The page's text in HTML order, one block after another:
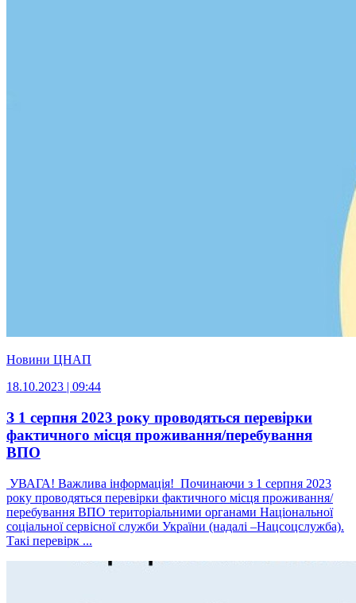
Новини ЦНАП
18.10.2023 | 09:44
З 1 серпня 2023 року проводяться перевірки
фактичного місця проживання/перебування
ВПО
УВАГА! Важлива інформація! Починаючи з 1 серпня 2023
року проводяться перевірки фактичного місця проживання/
перебування ВПО територіальними органами Національної
соціальної сервісної служби України (надалі –Нацсоцслужба).
Такі перевірк ...